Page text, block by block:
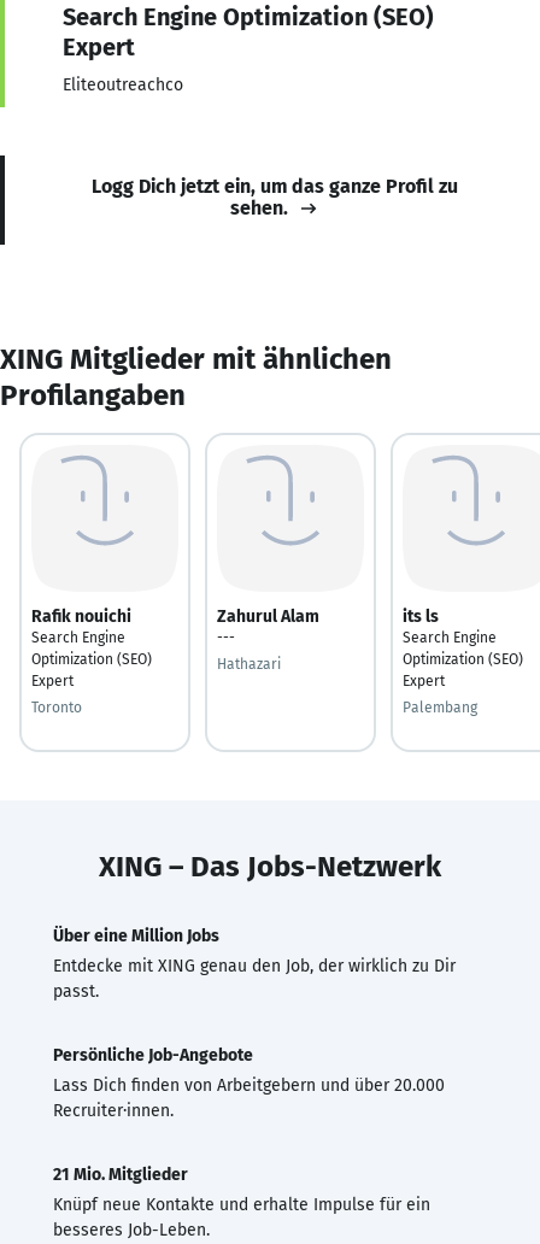
Search Engine Optimization (SEO)
Expert
Eliteoutreachco
Logg Dich jetzt ein, um das ganze Profil zu
sehen.
XING Mitglieder mit ähnlichen
Profilangaben
Rafik nouichi
Search Engine
Optimization (SEO)
Expert
Toronto
Zahurul Alam
---
Hathazari
its ls
Search Engine
Optimization (SEO)
Expert
Palembang
XING – Das Jobs-Netzwerk
Über eine Million Jobs
Entdecke mit XING genau den Job, der wirklich zu Dir
passt.
Persönliche Job-Angebote
Lass Dich finden von Arbeitgebern und über 20.000
Recruiter·innen.
21 Mio. Mitglieder
Knüpf neue Kontakte und erhalte Impulse für ein
besseres Job-Leben.